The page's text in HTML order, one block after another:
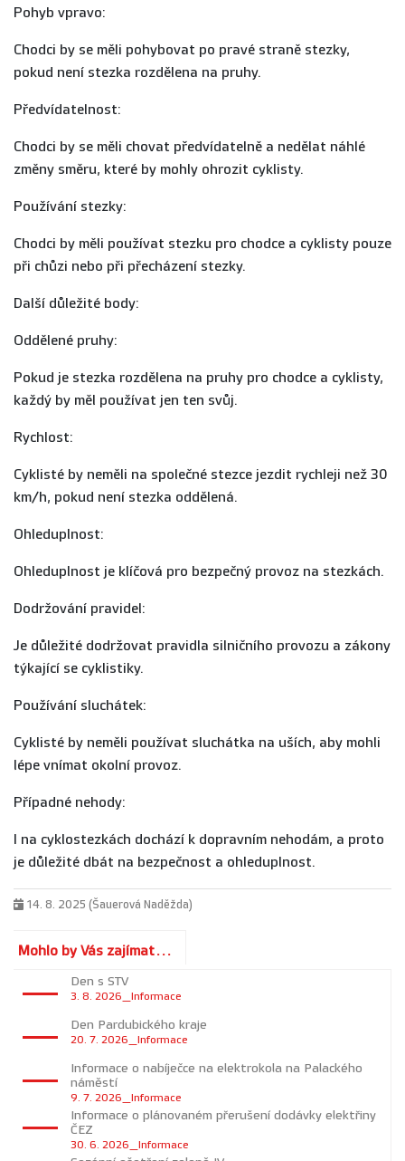
Pohyb vpravo:
Chodci by se měli pohybovat po pravé straně stezky,
pokud není stezka rozdělena na pruhy.
Předvídatelnost:
Chodci by se měli chovat předvídatelně a nedělat náhlé
změny směru, které by mohly ohrozit cyklisty.
Používání stezky:
Chodci by měli používat stezku pro chodce a cyklisty pouze
při chůzi nebo při přecházení stezky.
Další důležité body:
Oddělené pruhy:
Pokud je stezka rozdělena na pruhy pro chodce a cyklisty,
každý by měl používat jen ten svůj.
Rychlost:
Cyklisté by neměli na společné stezce jezdit rychleji než 30
km/h, pokud není stezka oddělená.
Ohleduplnost:
Ohleduplnost je klíčová pro bezpečný provoz na stezkách.
Dodržování pravidel:
Je důležité dodržovat pravidla silničního provozu a zákony
týkající se cyklistiky.
Používání sluchátek:
Cyklisté by neměli používat sluchátka na uších, aby mohli
lépe vnímat okolní provoz.
Případné nehody:
I na cyklostezkách dochází k dopravním nehodám, a proto
je důležité dbát na bezpečnost a ohleduplnost.
14. 8. 2025 (Šauerová Naděžda)
Mohlo by Vás zajímat...
Den s STV
3. 8. 2026_Informace
Den Pardubického kraje
20. 7. 2026_Informace
Informace o nabíječce na elektrokola na Palackého
náměstí
9. 7. 2026_Informace
Informace o plánovaném přerušení dodávky elektřiny
ČEZ
30. 6. 2026_Informace